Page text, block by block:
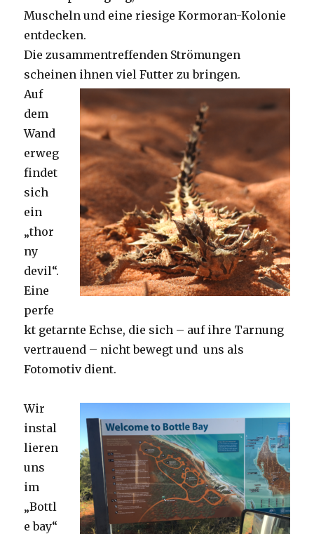
Muscheln und eine riesige Kormoran-Kolonie
entdecken.
Die zusammentreffenden Strömungen
scheinen ihnen viel Futter zu bringen.
Auf
dem
Wand
erweg
findet
sich
ein
„thor
ny
devil“.
Eine
perfe
kt getarnte Echse, die sich – auf ihre Tarnung
vertrauend – nicht bewegt und uns als
Fotomotiv dient.
Wir
instal
lieren
uns
im
„Bottl
e bay“